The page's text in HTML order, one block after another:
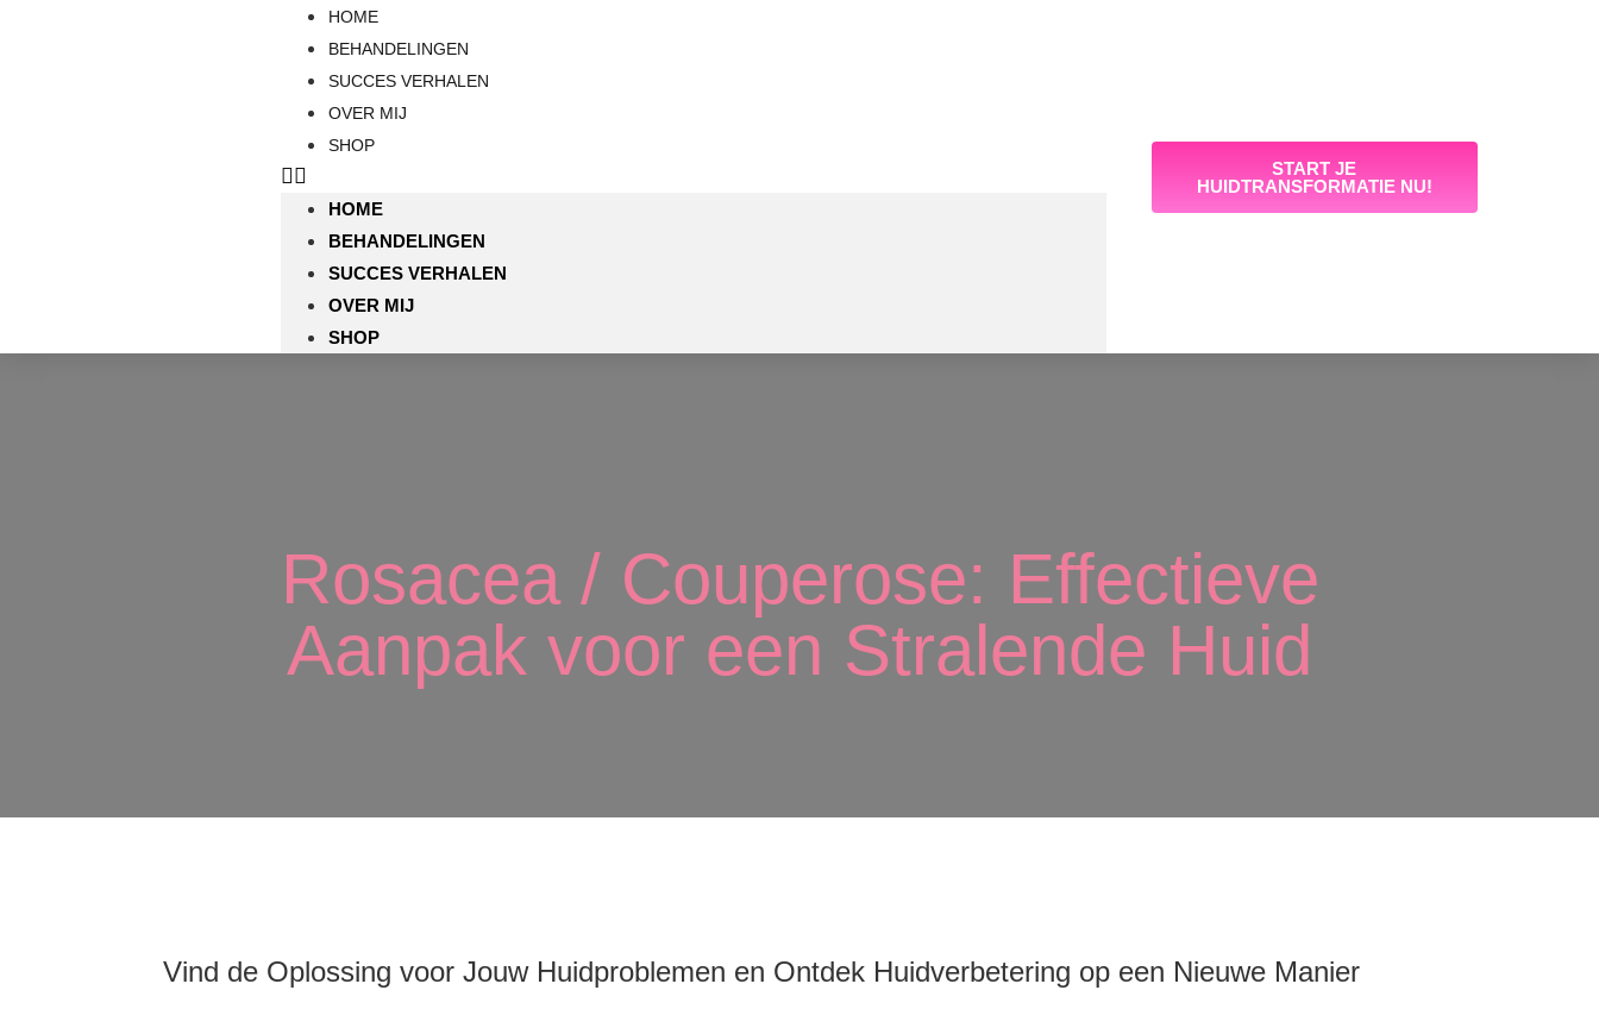
HOME
BEHANDELINGEN
SUCCES VERHALEN
OVER MIJ
SHOP
HOME
BEHANDELINGEN
SUCCES VERHALEN
OVER MIJ
SHOP
START JE
HUIDTRANSFORMATIE NU!
Rosacea / Couperose: Effectieve
Aanpak voor een Stralende Huid​
Vind de Oplossing voor Jouw Huidproblemen en Ontdek Huidverbetering op een Nieuwe Manier